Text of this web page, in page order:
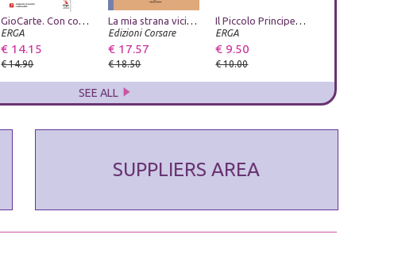
Tex. La letteratura più veloce del West Ustica. Vergogna di Stato
Edizioni Ex Libris
Leggende napoletane. Vol. 3
Phoenix Publishing
GioCarte. Con contenuti ed esercizi multimediali
ERGA
€ 14.15
€ 14.90
La mia strana vicina. Ediz. a colori
Edizioni Corsare
€ 17.57
€ 18.50
Il Piccolo Principe è tornato. Ediz. a colori
ERGA
€ 9.50
€ 10.00
SEE ALL
SUPPLIERS AREA